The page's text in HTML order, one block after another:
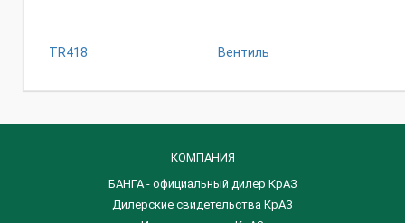
ТR418 Вентиль
КОМПАНИЯ
БАНГА - официальный дилер КрАЗ
Дилерские свидетельства КрАЗ